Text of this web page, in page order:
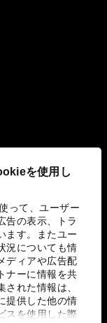
を使用し
って、ユーザー
告の表示、トラ
ます。またユー
況についても情
ディアや広告配
ナーに情報を共
れた情報は、
提供した他の情
スを使用した際